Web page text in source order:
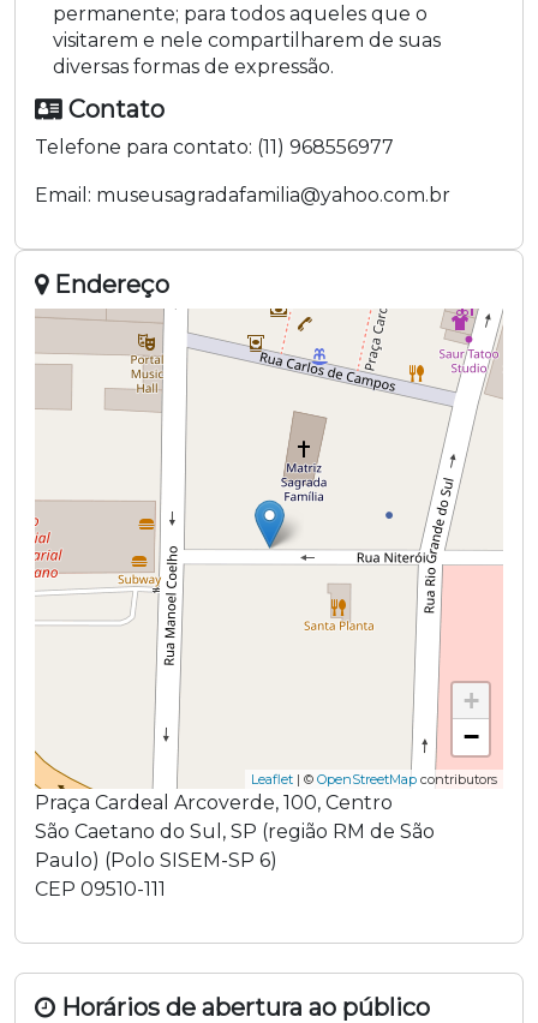
permanente; para todos aqueles que o
visitarem e nele compartilharem de suas
diversas formas de expressão.
Contato
Telefone para contato: (11) 968556977
Email: museusagradafamilia@yahoo.com.br
Endereço
+
−
Leaflet | © OpenStreetMap contributors
Praça Cardeal Arcoverde, 100, Centro
São Caetano do Sul , SP (região RM de São
Paulo) (Polo SISEM-SP 6)
CEP 09510-111
Horários de abertura ao público